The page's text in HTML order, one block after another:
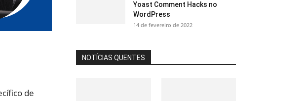
de
Yoast Comment Hacks no
WordPress
14 de fevereiro de 2022
NOTÍCIAS QUENTES